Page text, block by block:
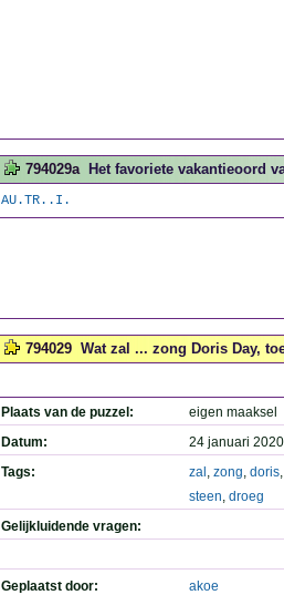
794029a Het favoriete vakantieoord
AU.TR..I.
794029 Wat zal ... zong Doris Day,
Plaats van de puzzel:
eigen maaksel
Datum:
24 januari
Tags:
zal , zong, doris
steen, droeg
Gelijkluidende vragen:
Geplaatst door: akoe